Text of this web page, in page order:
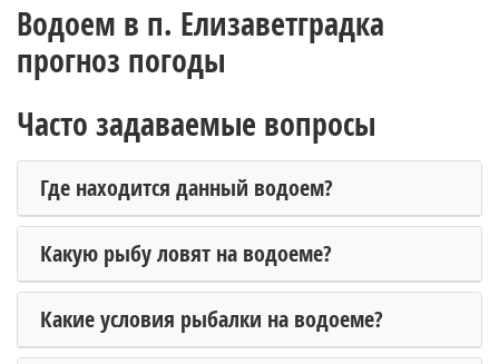
Водоем в п. Елизаветградка
прогноз погоды
Часто задаваемые вопросы
Где находится данный водоем?
Какую рыбу ловят на водоеме?
Какие условия рыбалки на водоеме?